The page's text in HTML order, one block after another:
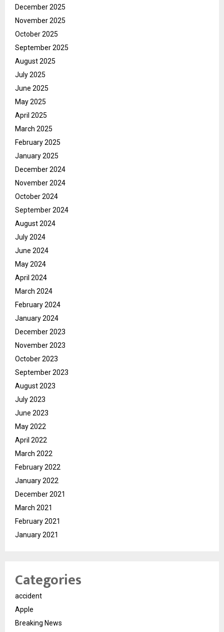
December 2025
November 2025
October 2025
September 2025
August 2025
July 2025
June 2025
May 2025
April 2025
March 2025
February 2025
January 2025
December 2024
November 2024
October 2024
September 2024
August 2024
July 2024
June 2024
May 2024
April 2024
March 2024
February 2024
January 2024
December 2023
November 2023
October 2023
September 2023
August 2023
July 2023
June 2023
May 2022
April 2022
March 2022
February 2022
January 2022
December 2021
March 2021
February 2021
January 2021
Categories
accident
Apple
Breaking News